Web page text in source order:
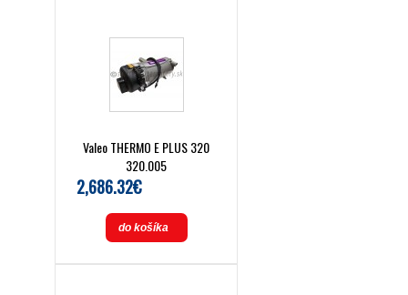
Valeo THERMO E PLUS 320
320.005
2,686.32€
do košíka